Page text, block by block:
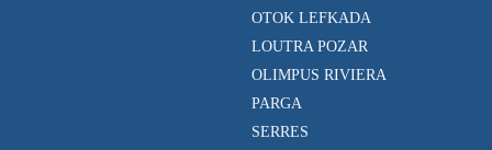
OTOK LEFKADA
LOUTRA POZAR
OLIMPUS RIVIERA
PARGA
SERRES